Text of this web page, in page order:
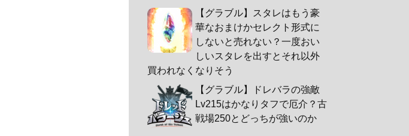
【グラブル】スタレはもう豪
華なおまけかセレクト形式に
しないと売れない？一度おい
しいスタレを出すとそれ以外
買われなくなりそう
【グラブル】ドレバラの強敵
Lv215はかなりタフで厄介？古
戦場250とどっちが強いのか